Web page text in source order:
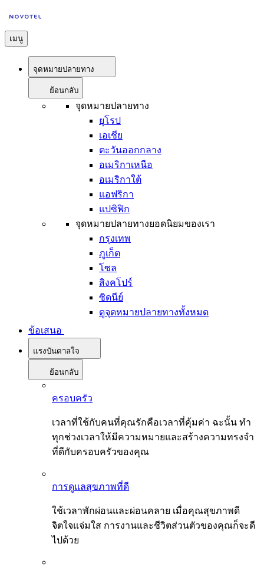
เมนู
จุดหมายปลายทาง
ย้อนกลับ
จุดหมายปลายทาง
ยุโรป
เอเชีย
ตะวันออกกลาง
อเมริกาเหนือ
อเมริกาใต้
แอฟริกา
แปซิฟิก
จุดหมายปลายทางยอดนิยมของเรา
กรุงเทพ
ภูเก็ต
โซล
สิงคโปร์
ซิดนีย์
ดูจุดหมายปลายทางทั้งหมด
ข้อเสนอ
แรงบันดาลใจ
ย้อนกลับ
ครอบครัว
เวลาที่ใช้กับคนที่คุณรักคือเวลาที่คุ้มค่า ฉะนั้น ทำ
ทุกช่วงเวลาให้มีความหมายและสร้างความทรงจำ
ที่ดีกับครอบครัวของคุณ
การดูแลสุขภาพที่ดี
ใช้เวลาพักผ่อนและผ่อนคลาย เมื่อคุณสุขภาพดี
จิตใจแจ่มใส การงานและชีวิตส่วนตัวของคุณก็จะดี
ไปด้วย